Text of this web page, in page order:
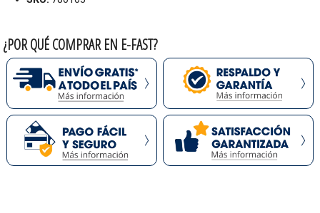
Acabado:
Formula:
cremosa
resistente al agua
antiarrugas
modulable
Ingredientes
vitamina C
vitamina E
¿POR QUÉ COMPRAR EN E-FAST?